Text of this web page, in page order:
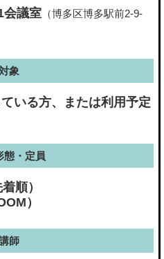
会議室 （博多区博多駅前2-9-
象
いる方、または利用予定
態・定員
順）
）
師